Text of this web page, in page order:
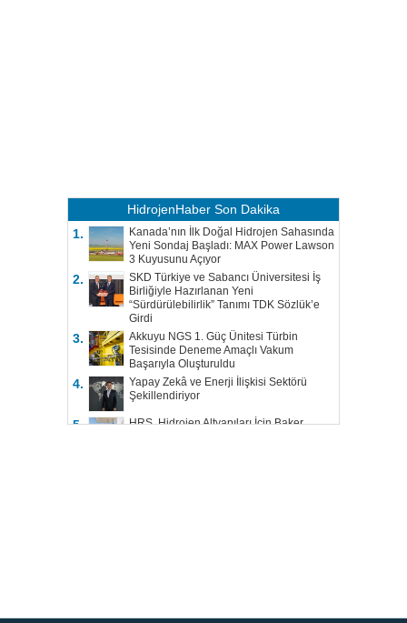
HidrojenHaber Son Dakika
1.
Kanada’nın İlk Doğal Hidrojen Sahasında
Yeni Sondaj Başladı: MAX Power Lawson
3 Kuyusunu Açıyor
2.
SKD Türkiye ve Sabancı Üniversitesi İş
Birliğiyle Hazırlanan Yeni
“Sürdürülebilirlik” Tanımı TDK Sözlük’e
Girdi
3.
Akkuyu NGS 1. Güç Ünitesi Türbin
Tesisinde Deneme Amaçlı Vakum
Başarıyla Oluşturuldu
4.
Yapay Zekâ ve Enerji İlişkisi Sektörü
Şekillendiriyor
5.
HRS, Hidrojen Altyapıları İçin Baker